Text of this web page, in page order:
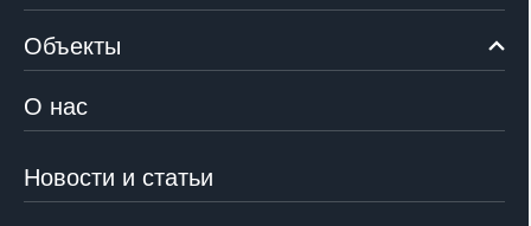
Объекты
О нас
Новости и статьи